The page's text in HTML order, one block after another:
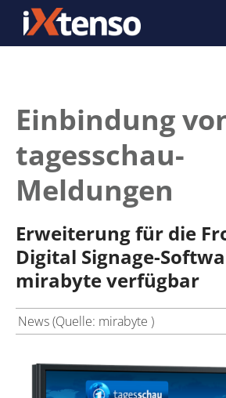
Einbindung
tagesschau-
Meldungen
Erweiterung für die
Digital Signage-
mirabyte verfügbar
News (Quelle: mirabyte )